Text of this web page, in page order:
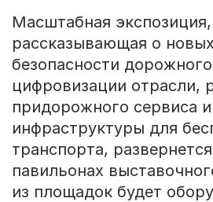
Масштабная
рассказывающая о
безопасности
цифровизации отрасли,
придорожного сервиса
инфраструктуры для
транспорта,
павильонах
из площадок будет